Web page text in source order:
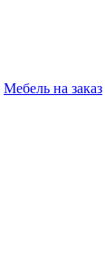
Мебель на заказ